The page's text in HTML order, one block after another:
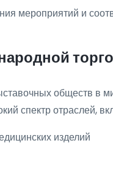
мероприятий и
обществ в
спектр отраслей,
изделий